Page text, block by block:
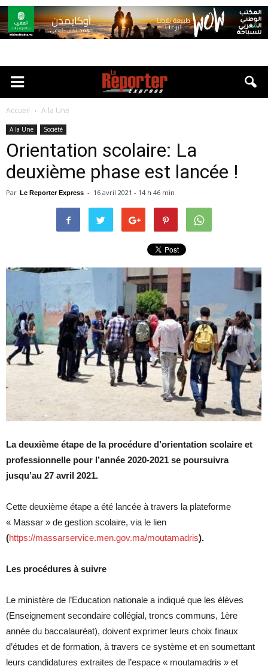
Accueil A la Une
A la Une Société
Orientation scolaire: La
deuxième phase est lancée !
Par Le Reporter Express - 16 avril 2021 - 14 h 46 min
La deuxième étape de la procédure d’orientation scolaire et
professionnelle pour l’année 2020-2021 se poursuivra
jusqu’au 27 avril 2021.
Cette deuxième étape a été lancée à travers la plateforme
« Massar » de gestion scolaire, via le lien
(https://massarservice.men.gov.ma/moutamadris).
Les procédures à suivre
Le ministère de l’Education nationale a indiqué que les élèves
(Enseignement secondaire collégial, troncs communs, 1ère
année du baccalauréat), doivent exprimer leurs choix finaux
d’études et de formation, à travers ce système et en soumettant
leurs candidatures extraites de l’espace « moutamadris » et